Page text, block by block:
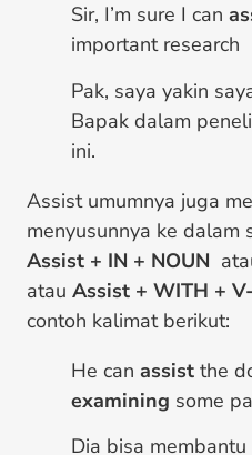
Sir, I’m sure I can
important research
Pak, saya yakin
Bapak dalam
ini.
Assist umumnya juga
menyusunnya ke dalam
Assist + IN + NOUN
atau Assist + WITH +
contoh kalimat berikut:
He can assist the
examining some
Dia bisa